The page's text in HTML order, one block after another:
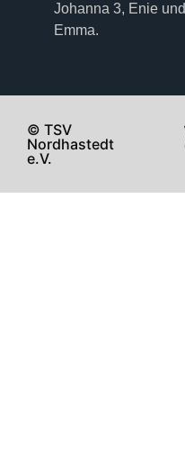
Johanna 3, Enie und
Emma.
© TSV
Nordhastedt
e.V.